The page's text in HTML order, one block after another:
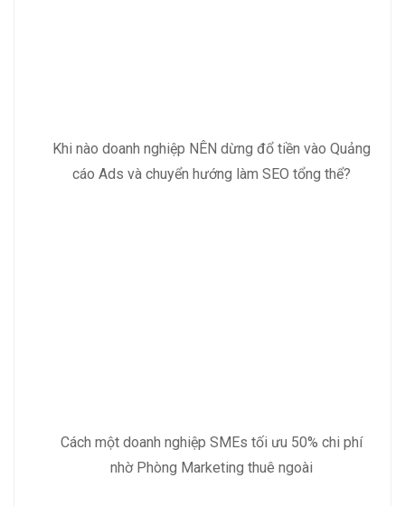
Khi nào doanh nghiệp NÊN dừng đổ tiền vào Quảng
cáo Ads và chuyển hướng làm SEO tổng thể?
Cách một doanh nghiệp SMEs tối ưu 50% chi phí
nhờ Phòng Marketing thuê ngoài